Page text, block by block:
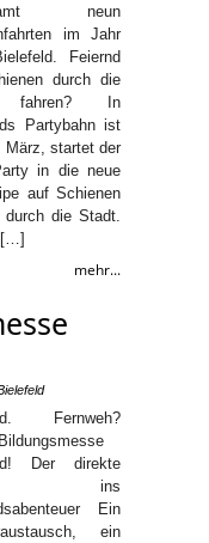
neun
im Jahr
Feiernd
durch die
fahren? In
Partybahn ist
März, startet der
in die neue
auf Schienen
die Stadt.
[…]
mehr...
Fernweh?
Der direkte
ins
Ein
ein